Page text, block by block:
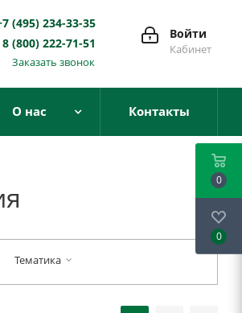
Войти
Кабинет
(495) 234-33-35
8 (800) 222-71-51
Заказать звонок
О нас Контакты
Тематика
0
0